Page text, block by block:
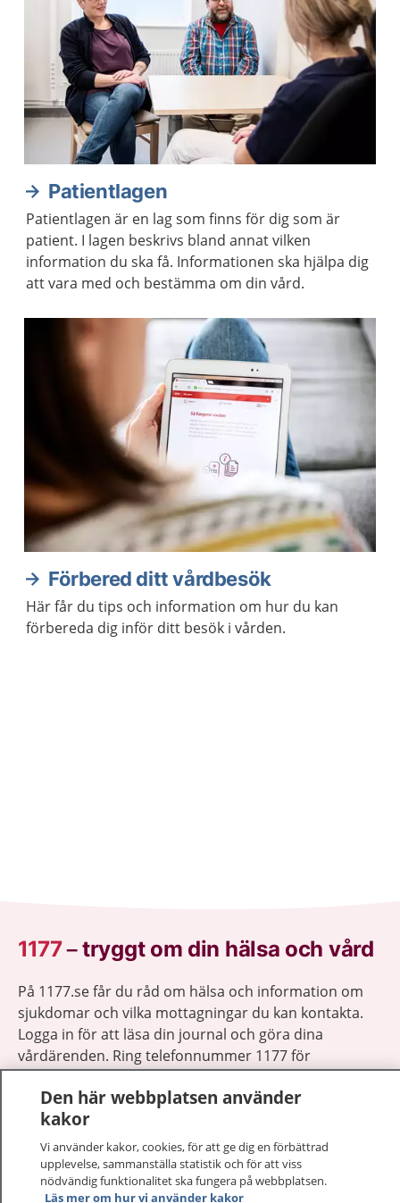
Patientlagen
Patientlagen är en lag som finns för dig som är
patient. I lagen beskrivs bland annat vilken
information du ska få. Informationen ska hjälpa dig
att vara med och bestämma om din vård.
Förbered ditt vårdbesök
Här får du tips och information om hur du kan
förbereda dig inför ditt besök i vården.
1177–tryggt om din hälsa och vård
På 1177.se får du råd om hälsa och information om
sjukdomar och vilka mottagningar du kan kontakta.
Logga in för att läsa din journal och göra dina
vårdärenden. Ring telefonnummer 1177 för
sjukvårdsrådgivning dygnet runt.
1177 ger dig råd när du vill må bättre.
Den här webbplatsen använder
kakor
Vi använder kakor, cookies, för att ge dig en förbättrad
upplevelse, sammanställa statistik och för att viss
nödvändig funktionalitet ska fungera på webbplatsen.
Läs mer om hur vi använder kakor